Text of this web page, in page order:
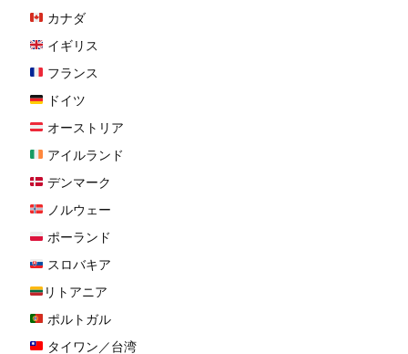
カナダ
イギリス
フランス
ドイツ
オーストリア
アイルランド
デンマーク
ノルウェー
ポーランド
スロバキア
リトアニア
ポルトガル
タイワン／台湾